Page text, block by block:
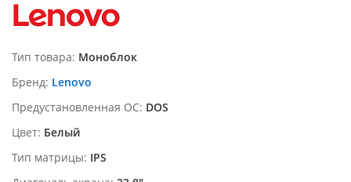
Тип товара Моноблок
Бренд Lenovo
Предустановленная ОС DOS
Цвет Белый
Тип матрицы IPS